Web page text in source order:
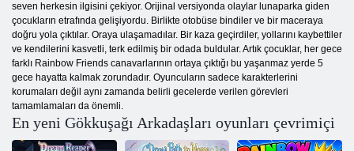
seven herkesin ilgisini çekiyor. Orijinal versiyonda olaylar lunaparka giden
çocukların etrafında gelişiyordu. Birlikte otobüse bindiler ve bir maceraya
doğru yola çıktılar. Oraya ulaşamadılar. Bir kaza geçirdiler, yollarını kaybettiler
ve kendilerini kasvetli, terk edilmiş bir odada buldular. Artık çocuklar, her gece
farklı Rainbow Friends canavarlarının ortaya çıktığı bu yaşanmaz yerde 5
gece hayatta kalmak zorundadır. Oyuncuların sadece karakterlerini
korumaları değil aynı zamanda belirli gecelerde verilen görevleri
tamamlamaları da önemli.
En yeni Gökkuşağı Arkadaşları oyunları çevrimiçi